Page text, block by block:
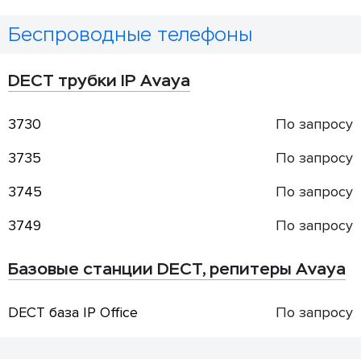
Беспроводные телефоны
DECT трубки IP Avaya
3730
По запросу
3735
По запросу
3745
По запросу
3749
По запросу
Базовые станции DECT, репитеры Avaya
DECT база IP Office По запросу